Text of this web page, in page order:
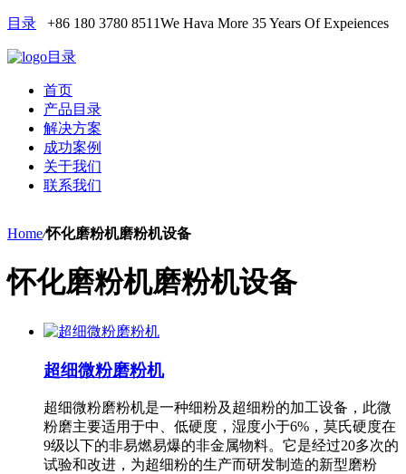
目录 +86 180 3780 8511We Hava More 35 Years Of Expeiences
目录
首页
产品目录
解决方案
成功案例
关于我们
联系我们
Home/怀化磨粉机磨粉机设备
怀化磨粉机磨粉机设备
超细微粉磨粉机
超细微粉磨粉机是一种细粉及超细粉的加工设备，此微
粉磨主要适用于中、低硬度，湿度小于6%，莫氏硬度在
9级以下的非易燃易爆的非金属物料。它是经过20多次的
试验和改进，为超细粉的生产而研发制造的新型磨粉